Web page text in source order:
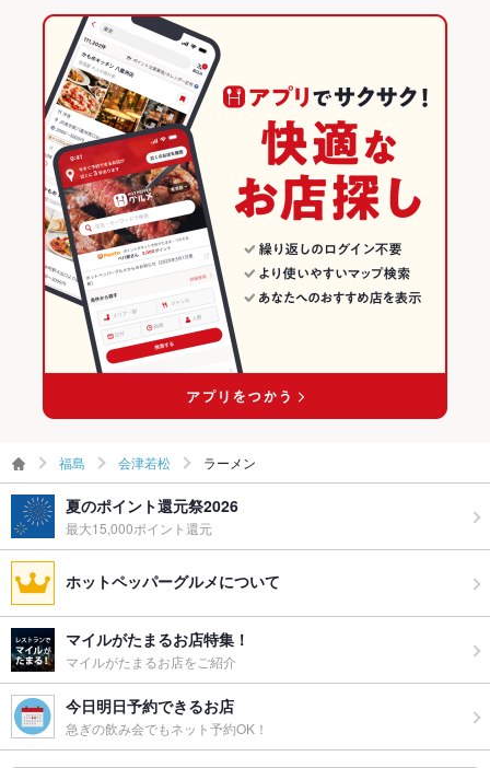
福島 会津若松 ラーメン
夏のポイント還元祭2026
最大15,000ポイント還元
ホットペッパーグルメについて
マイルがたまるお店特集！
マイルがたまるお店をご紹介
今日明日予約できるお店
急ぎの飲み会でもネット予約OK！